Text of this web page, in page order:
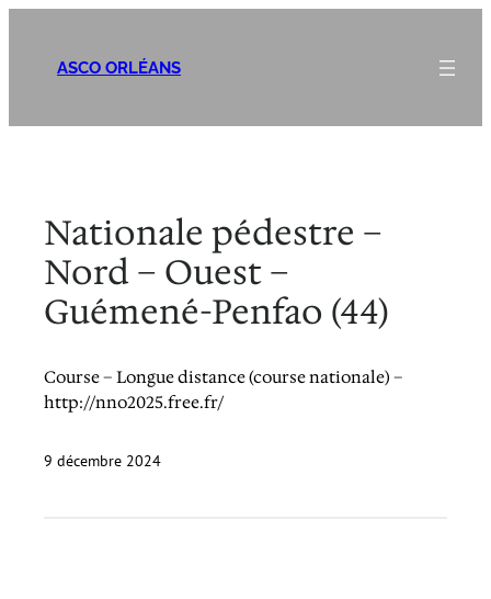
contenuASCO ORLÉANS
Nationale pédestre –
Nord – Ouest –
Guémené-Penfao (44)
Course – Longue distance (course nationale) –
http://nno2025.free.fr/
9 décembre 2024